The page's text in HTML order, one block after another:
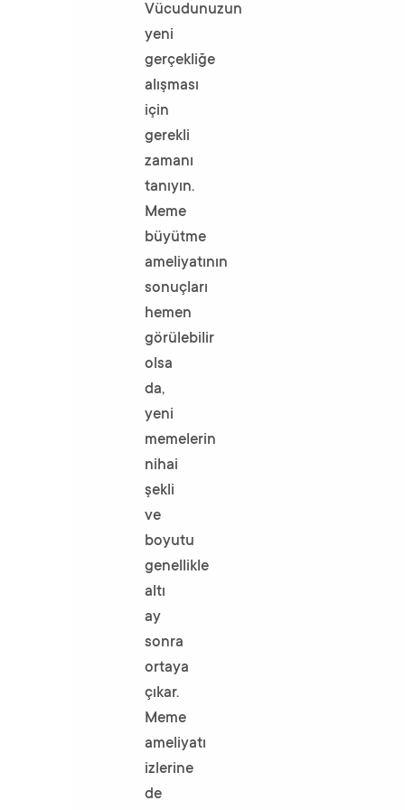
Vücudunuzun
yeni
gerçekliğe
alışması
için
gerekli
zamanı
tanıyın.
Meme
büyütme
ameliyatının
sonuçları
hemen
görülebilir
olsa
da,
yeni
memelerin
nihai
şekli
ve
boyutu
genellikle
altı
ay
sonra
ortaya
çıkar.
Meme
ameliyatı
izlerine
de